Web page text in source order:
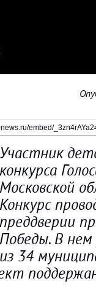
Участник
конкурса
Московской
Конкурс
преддверии
Победы. В
из 34